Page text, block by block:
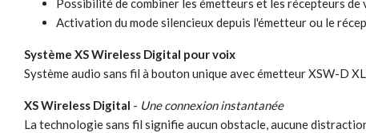
Possibilité de combiner les émetteurs et les récepteurs de
Activation du mode silencieux depuis l'émetteur ou le
Système XS Wireless Digital pour voix
Système audio sans fil à bouton unique avec émetteur XSW-D
XS Wireless Digital - Une connexion instantanée
La technologie sans fil signifie aucun obstacle, aucune